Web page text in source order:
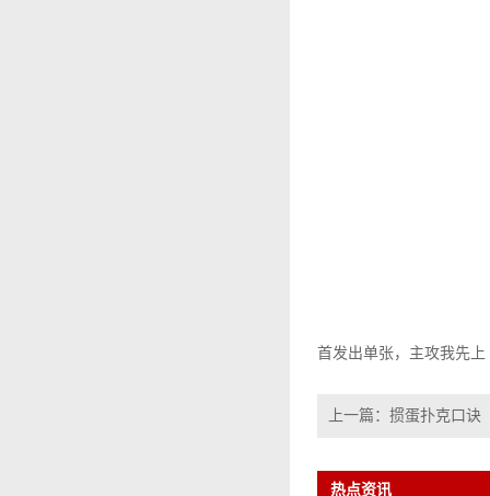
首发出单张，主攻我先
上一篇： 掼蛋扑克口诀
热点资讯